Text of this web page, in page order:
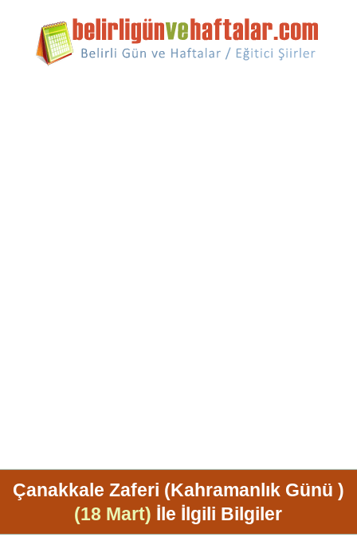
Çanakkale Zaferi (Kahramanlık Günü )
(18 Mart) İle İlgili Bilgiler